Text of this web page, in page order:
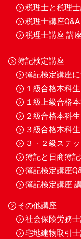
税理士と税理
税理士講座Q&A
税理士講座 講
簿記検定講座
簿記検定講座
１級合格本科
１級上級合格
２級合格本科
３級合格本科
３・２級ステ
簿記と日商簿
簿記検定講座
簿記検定講座
その他講座
社会保険労務
宅地建物取引